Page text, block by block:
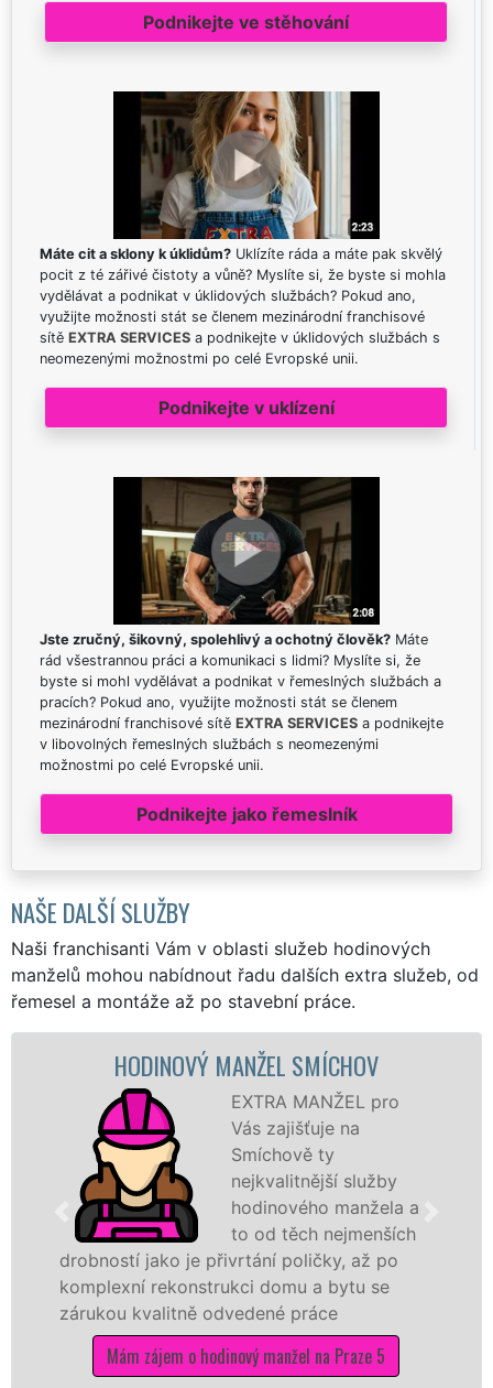
Podnikejte ve stěhování
Máte cit a sklony k úklidům? Uklízíte ráda a máte pak skvělý
pocit z té zářivé čistoty a vůně? Myslíte si, že byste si mohla
vydělávat a podnikat v úklidových službách? Pokud ano,
využijte možnosti stát se členem mezinárodní franchisové
sítě EXTRA SERVICES a podnikejte v úklidových službách s
neomezenými možnostmi po celé Evropské unii.
Podnikejte v uklízení
Jste zručný, šikovný, spolehlivý a ochotný člověk? Máte
rád všestrannou práci a komunikaci s lidmi? Myslíte si, že
byste si mohl vydělávat a podnikat v řemeslných službách a
pracích? Pokud ano, využijte možnosti stát se členem
mezinárodní franchisové sítě EXTRA SERVICES a podnikejte
v libovolných řemeslných službách s neomezenými
možnostmi po celé Evropské unii.
Podnikejte jako řemeslník
NAŠE DALŠÍ SLUŽBY
Naši franchisanti Vám v oblasti služeb hodinových
manželů mohou nabídnout řadu dalších extra služeb, od
řemesel a montáže až po stavební práce.
HODINOVÝ MANŽEL SMÍCHOV
EXTRA MANŽEL pro
Vás zajišťuje na
Smíchově ty
nejkvalitnější služby
hodinového manžela a
to od těch nejmenších
drobností jako je přivrtání poličky, až po
komplexní rekonstrukci domu a bytu se
zárukou kvalitně odvedené práce
Mám zájem o hodinový manžel na Praze 5